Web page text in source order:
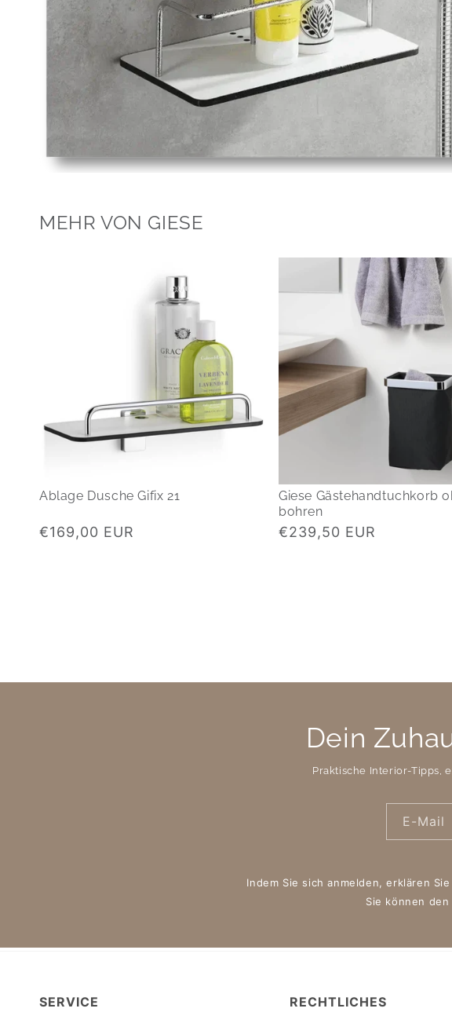
MEHR VON GIESE
Ablage Dusche Gifix 21
Normaler
€169,00 EUR
Giese Gästehandtuchkorb
bohren
Normaler
€239,50 EUR
Dein
Praktische Interior-Tipps,
E-Mail
Indem Sie sich anmelden, erklären
Sie können
SERVICE RECHTLICHES